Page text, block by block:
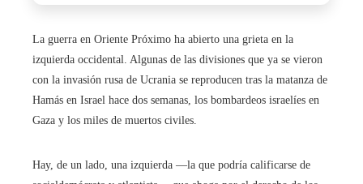
La guerra en Oriente Próximo ha abierto una grieta en la
izquierda occidental. Algunas de las divisiones que ya se vieron
con la invasión rusa de Ucrania se reproducen tras la matanza de
Hamás en Israel hace dos semanas, los bombardeos israelíes en
Gaza y los miles de muertos civiles.
Hay, de un lado, una izquierda ―la que podría calificarse de